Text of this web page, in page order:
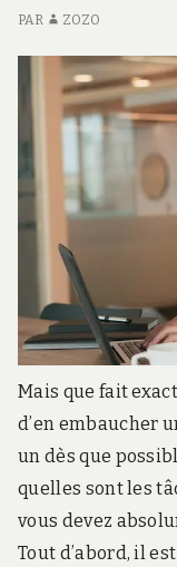
a
a
r
PAR ZOZO
Mais que fait
d’en embaucher
un dès que
quelles sont les
vous devez
Tout d’abord, il